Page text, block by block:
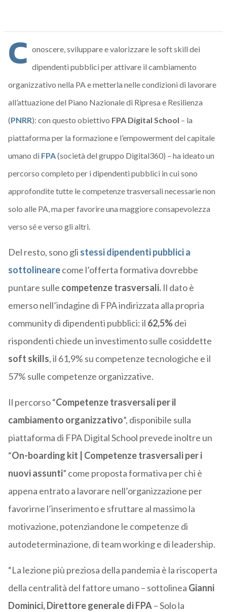
C onoscere, sviluppare e valorizzare le soft skill dei
dipendenti pubblici per attivare il cambiamento
organizzativo nella PA e metterla nelle condizioni di lavorare
all’attuazione del Piano Nazionale di Ripresa e Resilienza
(PNRR): con questo obiettivo FPA Digital School – la
piattaforma per la formazione e l’empowerment del capitale
umano di FPA(società del gruppo Digital360) – ha ideato un
percorso completo per i dipendenti pubblici in cui sono
approfondite tutte le competenze trasversali necessarie non
solo alle PA, ma per favorire una maggiore consapevolezza
verso sé e verso gli altri.
Del resto, sono gli stessi dipendenti pubblici a
sottolinearecome l’offerta formativa dovrebbe
puntare sulle competenze trasversali.Il dato è
emerso nell’indagine di FPAindirizzata alla propria
community di dipendenti pubblici: il 62,5%dei
rispondenti chiede un investimento sulle cosiddette
soft skills, il 61,9% su competenze tecnologiche e il
57% sulle competenze organizzative.
Il percorso “Competenze trasversali per il
cambiamento organizzativo”, disponibile sulla
piattaforma di FPA Digital School prevede inoltre un
“On-boarding kit | Competenze trasversali per i
nuovi assunti” come proposta formativa per chi è
appena entrato a lavorare nell’organizzazione per
favorirne l’inserimento e sfruttare al massimo la
motivazione, potenziandone le competenze di
autodeterminazione, di team working e di leadership.
“La lezione più preziosa della pandemia è la riscoperta
della centralità del fattore umano – sottolinea Gianni
Dominici, Direttore generale di FPA– Solo la